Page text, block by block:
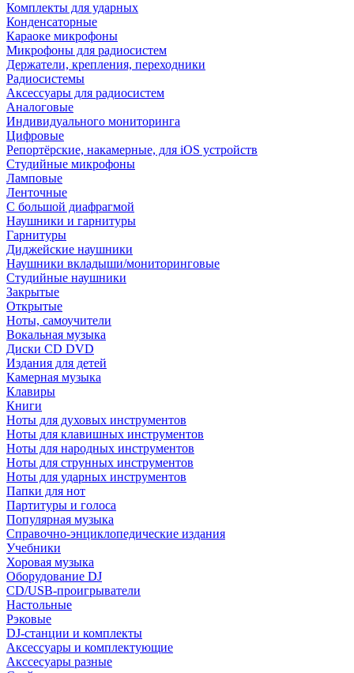
Комплекты для ударных
Конденсаторные
Караоке микрофоны
Микрофоны для радиосистем
Держатели, крепления, переходники
Радиосистемы
Аксессуары для радиосистем
Аналоговые
Индивидуального мониторинга
Цифровые
Репортёрские, накамерные, для iOS устройств
Студийные микрофоны
Ламповые
Ленточные
С большой диафрагмой
Наушники и гарнитуры
Гарнитуры
Диджейские наушники
Наушники вкладыши/мониторинговые
Студийные наушники
Закрытые
Открытые
Ноты, самоучители
Вокальная музыка
Диски CD DVD
Издания для детей
Камерная музыка
Клавиры
Книги
Ноты для духовых инструментов
Ноты для клавишных инструментов
Ноты для народных инструментов
Ноты для струнных инструментов
Ноты для ударных инструментов
Папки для нот
Партитуры и голоса
Популярная музыка
Справочно-энциклопедические издания
Учебники
Хоровая музыка
Оборудование DJ
CD/USB-проигрыватели
Настольные
Рэковые
DJ-станции и комплекты
Аксессуары и комплектующие
Акссесуары разные